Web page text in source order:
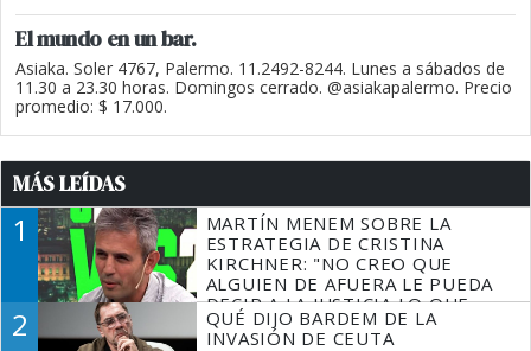
El mundo en un bar.
Asiaka. Soler 4767, Palermo. 11.2492-8244. Lunes a sábados de
11.30 a 23.30 horas. Domingos cerrado. @asiakapalermo. Precio
promedio: $ 17.000.
MÁS LEÍDAS
1
MARTÍN MENEM SOBRE LA
ESTRATEGIA DE CRISTINA
KIRCHNER: "NO CREO QUE
ALGUIEN DE AFUERA LE PUEDA
DECIR A LA JUSTICIA LO QUE
TIENE QUE HACER"
2
QUÉ DIJO BARDEM DE LA
INVASIÓN DE CEUTA